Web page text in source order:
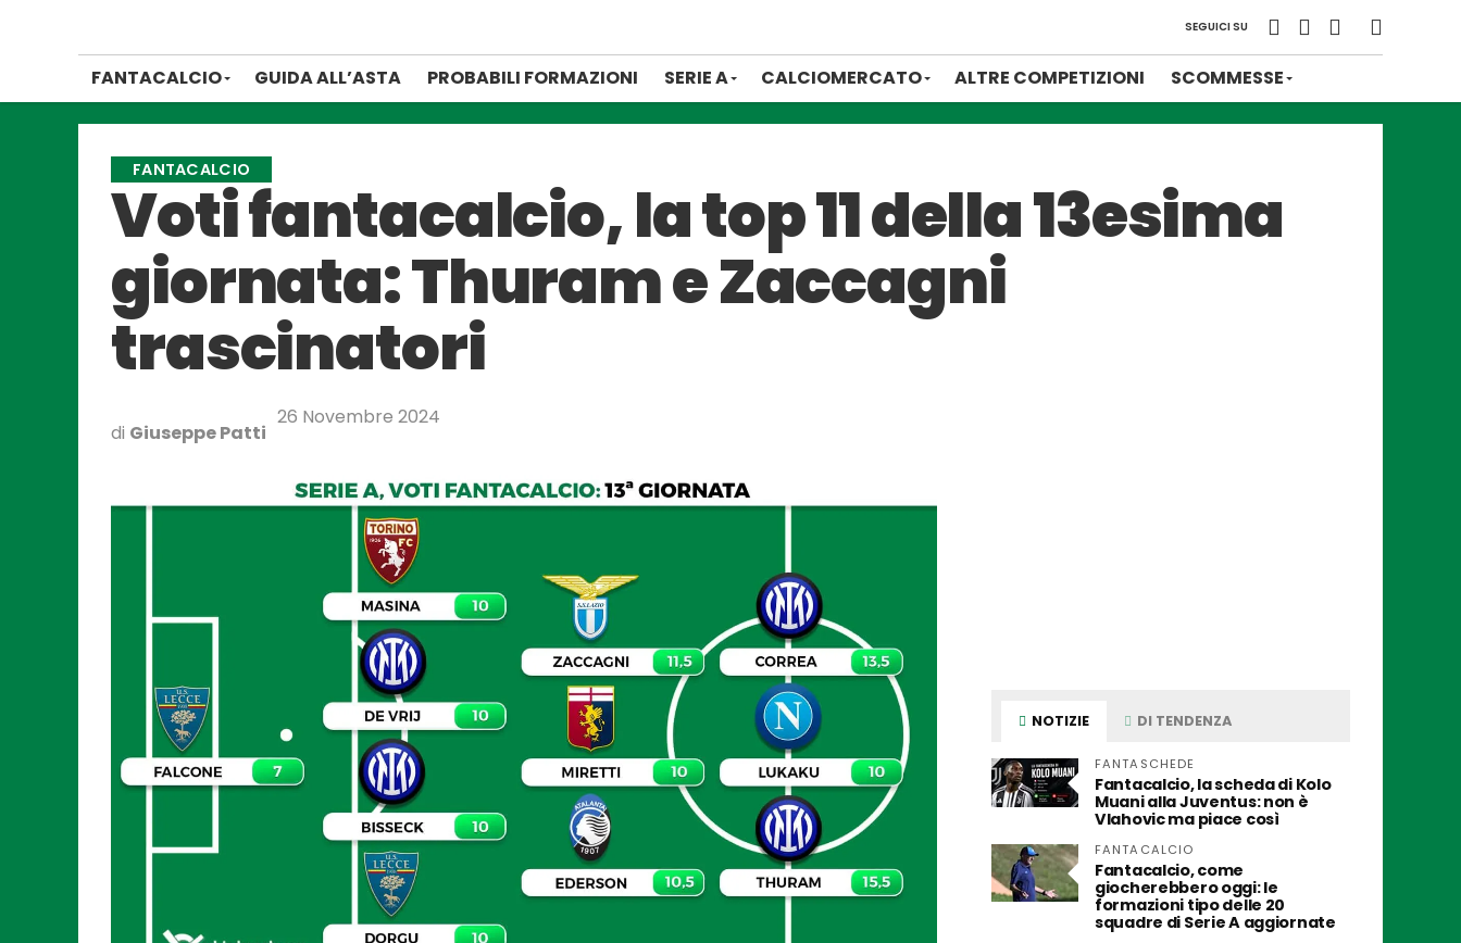
SEGUICI SU
FANTACALCIO GUIDA ALL’ASTA PROBABILI FORMAZIONI SERIE A CALCIOMERCATO ALTRE COMPETIZIONI SCOMMESSE
FANTACALCIO
Voti fantacalcio, la top 11 della 13esima
giornata: Thuram e Zaccagni
trascinatori
di Giuseppe Patti
26 Novembre 2024
NOTIZIE DI TENDENZA
FANTASCHEDE
Fantacalcio, la scheda di Kolo
Muani alla Juventus: non è
Vlahovic ma piace così
FANTACALCIO
Fantacalcio, come
giocherebbero oggi: le
formazioni tipo delle 20
squadre di Serie A aggiornate